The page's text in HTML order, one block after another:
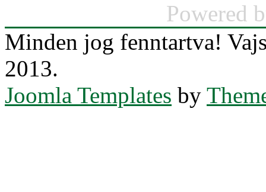
Powered
Minden jog fenntartva!
2013.
Joomla Templates by